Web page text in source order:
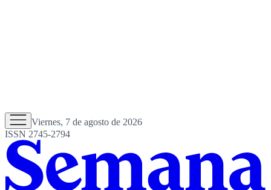
Viernes, 7 de agosto de 2026
ISSN 2745-2794